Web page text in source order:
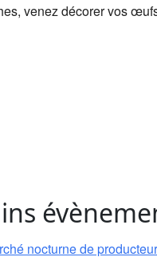
venez décorer vos
nocturne de